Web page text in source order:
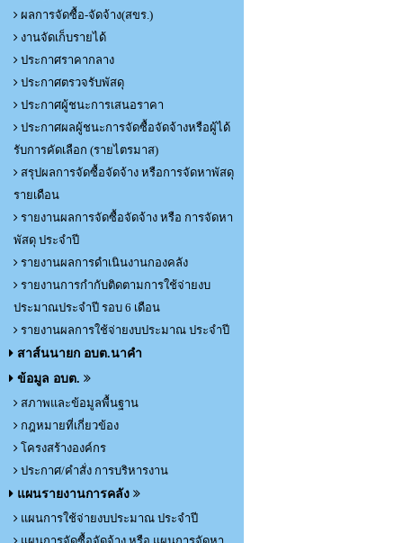
ผลการจัดซื้อ-จัดจ้าง(สขร.)
งานจัดเก็บรายได้
ประกาศราคากลาง
ประกาศตรวจรับพัสดุ
ประกาศผู้ชนะการเสนอราคา
ประกาศผลผู้ชนะการจัดซื้อจัดจ้างหรือผู้ได้
รับการคัดเลือก (รายไตรมาส)
สรุปผลการจัดซื้อจัดจ้าง หรือการจัดหาพัสดุ
รายเดือน
รายงานผลการจัดซื้อจัดจ้าง หรือ การจัดหา
พัสดุ ประจำปี
รายงานผลการดำเนินงานกองคลัง
รายงานการกำกับติดตามการใช้จ่ายงบ
ประมาณประจำปี รอบ 6 เดือน
รายงานผลการใช้จ่ายงบประมาณ ประจำปี
สาส์นนายก อบต.นาคำ
ข้อมูล อบต.
สภาพและข้อมูลพื้นฐาน
กฎหมายที่เกี่ยวข้อง
โครงสร้างองค์กร
ประกาศ/คำสั่ง การบริหารงาน
แผนรายงานการคลัง
แผนการใช้จ่ายงบประมาณ ประจำปี